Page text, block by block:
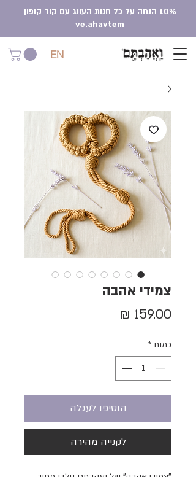
10% הנחה על כל חנות העונג עם קוד קופון
ve.ahavtem
EN
צמידי אהבה
כמות *
הוסיפו לעגלה
לקנייה מהירה